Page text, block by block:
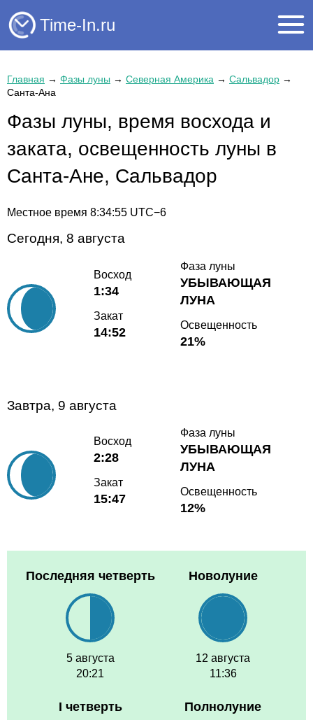
Time-In.ru
Главная → Фазы луны → Северная Америка → Сальвадор →
Санта-Ана
Фазы луны, время восхода и
заката, освещенность луны в
Санта-Ане, Сальвадор
Местное время 8:34:55 UTC−6
Сегодня, 8 августа
Восход
1:34
Закат
14:52
Фаза луны
УБЫВАЮЩАЯ
ЛУНА
Освещенность
21%
Завтра, 9 августа
Восход
2:28
Закат
15:47
Фаза луны
УБЫВАЮЩАЯ
ЛУНА
Освещенность
12%
Последняя четверть
5 августа
20:21
Новолуние
12 августа
11:36
I четверть Полнолуние